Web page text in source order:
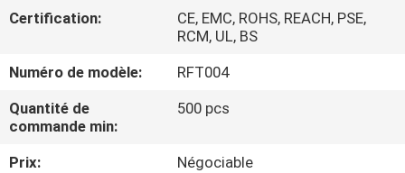
PROPOS
DE
NOUS
VISITE
Certification:
CE, EMC, ROHS, REACH, PSE,
RCM, UL, BS
Numéro de modèle:
RFT004
Quantité de
commande min:
500 pcs
Prix:
Négociable